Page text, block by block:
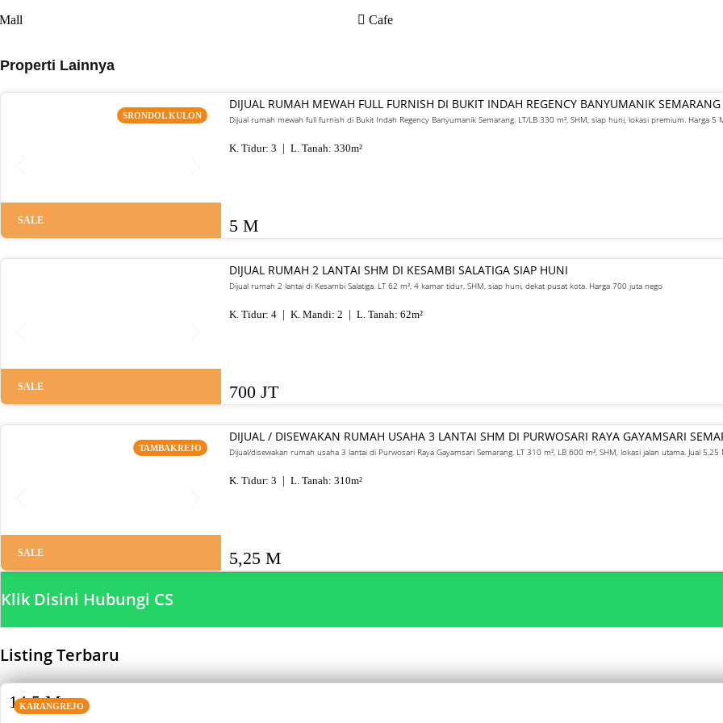
Mall Cafe
Properti Lainnya
SRONDOL KULON
SALE
DIJUAL RUMAH MEWAH FULL FURNISH DI BUKIT INDAH REGENCY BANYUMANIK SEMARANG
Dijual rumah mewah full furnish di Bukit Indah Regency Banyumanik Semarang. LT/LB 330 m², SHM, siap huni, lokasi premium. Harga 5
K. Tidur: 3 L. Tanah: 330m²
5 M
SALE
DIJUAL RUMAH 2 LANTAI SHM DI KESAMBI SALATIGA SIAP HUNI
Dijual rumah 2 lantai di Kesambi Salatiga. LT 62 m², 4 kamar tidur, SHM, siap huni, dekat pusat kota. Harga 700 juta nego
K. Tidur: 4 K. Mandi: 2 L. Tanah: 62m²
700 JT
TAMBAKREJO
SALE
DIJUAL / DISEWAKAN RUMAH USAHA 3 LANTAI SHM DI PURWOSARI RAYA GAYAMSARI
Dijual/disewakan rumah usaha 3 lantai di Purwosari Raya Gayamsari Semarang. LT 310 m², LB 600 m², SHM, lokasi jalan utama. Jual
K. Tidur: 3 L. Tanah: 310m²
5,25 M
Klik Disini Hubungi CS
Listing Terbaru
KARANGREJO
14,5 M